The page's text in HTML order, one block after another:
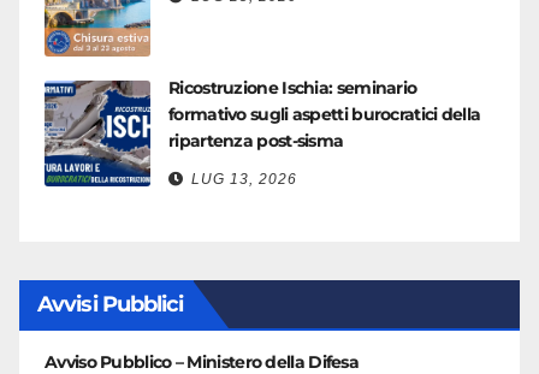
Ricostruzione Ischia: seminario
formativo sugli aspetti burocratici della
ripartenza post-sisma
LUG 13, 2026
Avvisi Pubblici
Avviso Pubblico – Ministero della Difesa